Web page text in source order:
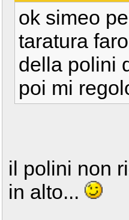
ok simeo
taratura
della polini
poi mi
il polini non
in alto...